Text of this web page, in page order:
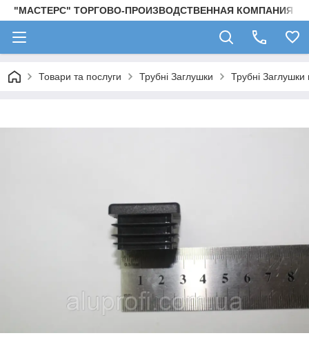
"МАСТЕРС" ТОРГОВО-ПРОИЗВОДСТВЕННАЯ КОМПАНИЯ
Товари та послуги Трубні Заглушки Трубні Заглушки